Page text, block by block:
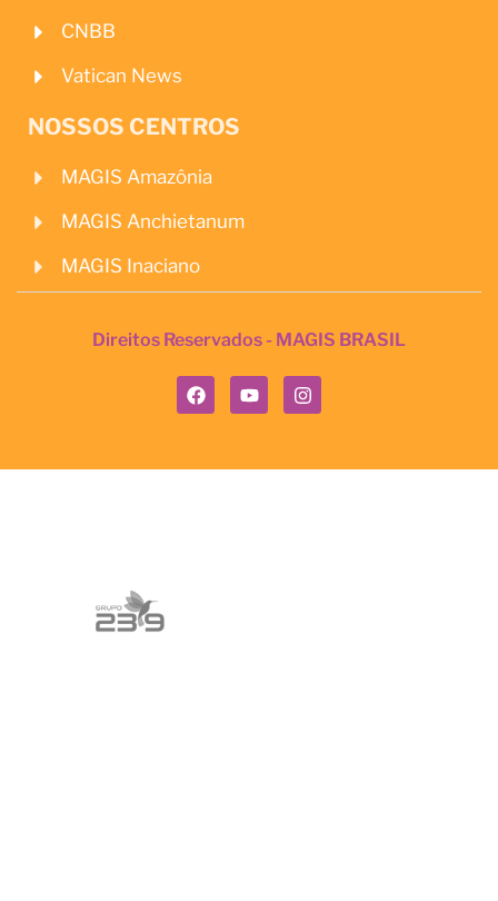
CNBB
Vatican News
NOSSOS CENTROS
MAGIS Amazônia
MAGIS Anchietanum
MAGIS Inaciano
Direitos Reservados - MAGIS BRASIL